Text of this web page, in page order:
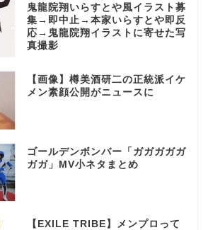
鬼龍院翔いらすとや風イラスト募
集→即中止→本家いらすとや即反
応→鬼龍院翔イラストに寄せた写
真撮影
【画像】樽美酒研二の正統派イケ
メン素顔公開がニュースに
ゴールデンボンバー「ガガガガガ
ガガ」MV小ネタまとめ
【EXILE TRIBE】メンプロって